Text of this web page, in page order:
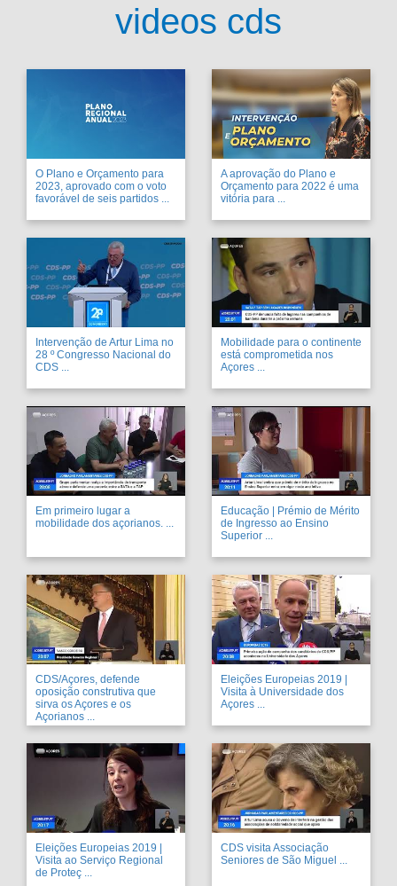
videos cds
O Plano e Orçamento para
2023, aprovado com o voto
favorável de seis partidos ...
A aprovação do Plano e
Orçamento para 2022 é uma
vitória para ...
Intervenção de Artur Lima no
28 º Congresso Nacional do
CDS ...
Mobilidade para o continente
está comprometida nos
Açores ...
Em primeiro lugar a
mobilidade dos açorianos. ...
Educação | Prémio de Mérito
de Ingresso ao Ensino
Superior ...
CDS/Açores, defende
oposição construtiva que
sirva os Açores e os
Açorianos ...
Eleições Europeias 2019 |
Visita à Universidade dos
Açores ...
Eleições Europeias 2019 |
Visita ao Serviço Regional
de Proteç ...
CDS visita Associação
Seniores de São Miguel ...